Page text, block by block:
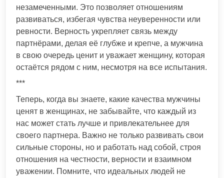
незамеченными. Это позволяет отношениям
развиваться, избегая чувства неуверенности или
ревности. Верность укрепляет связь между
партнёрами, делая её глубже и крепче, а мужчина
в свою очередь ценит и уважает женщину, которая
остаётся рядом с ним, несмотря на все испытания.
***
Теперь, когда вы знаете, какие качества мужчины
ценят в женщинах, не забывайте, что каждый из
нас может стать лучше и привлекательнее для
своего партнера. Важно не только развивать свои
сильные стороны, но и работать над собой, строя
отношения на честности, верности и взаимном
уважении. Помните, что идеальных людей не